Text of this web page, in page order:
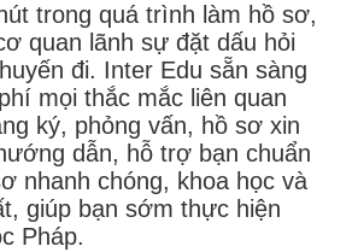
trong quá trình làm hồ sơ,
quan lãnh sự đặt dấu hỏi
đi. Inter Edu sẵn sàng
mọi thắc mắc liên quan
ký, phỏng vấn, hồ sơ xin
dẫn, hỗ trợ bạn chuẩn
nhanh chóng, khoa học và
giúp bạn sớm thực hiện
Pháp.